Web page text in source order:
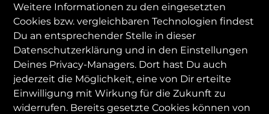
Weitere Informationen zu den eingesetzten
Cookies bzw. vergleichbaren Technologien findest
Du an entsprechender Stelle in dieser
Datenschutzerklärung und in den Einstellungen
Deines Privacy-Managers. Dort hast Du auch
jederzeit die Möglichkeit, eine von Dir erteilte
Einwilligung mit Wirkung für die Zukunft zu
widerrufen. Bereits gesetzte Cookies können von